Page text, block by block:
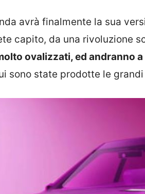
avrà finalmente la sua
capito, da una rivoluzione
ovalizzati, ed andranno
sono state prodotte le